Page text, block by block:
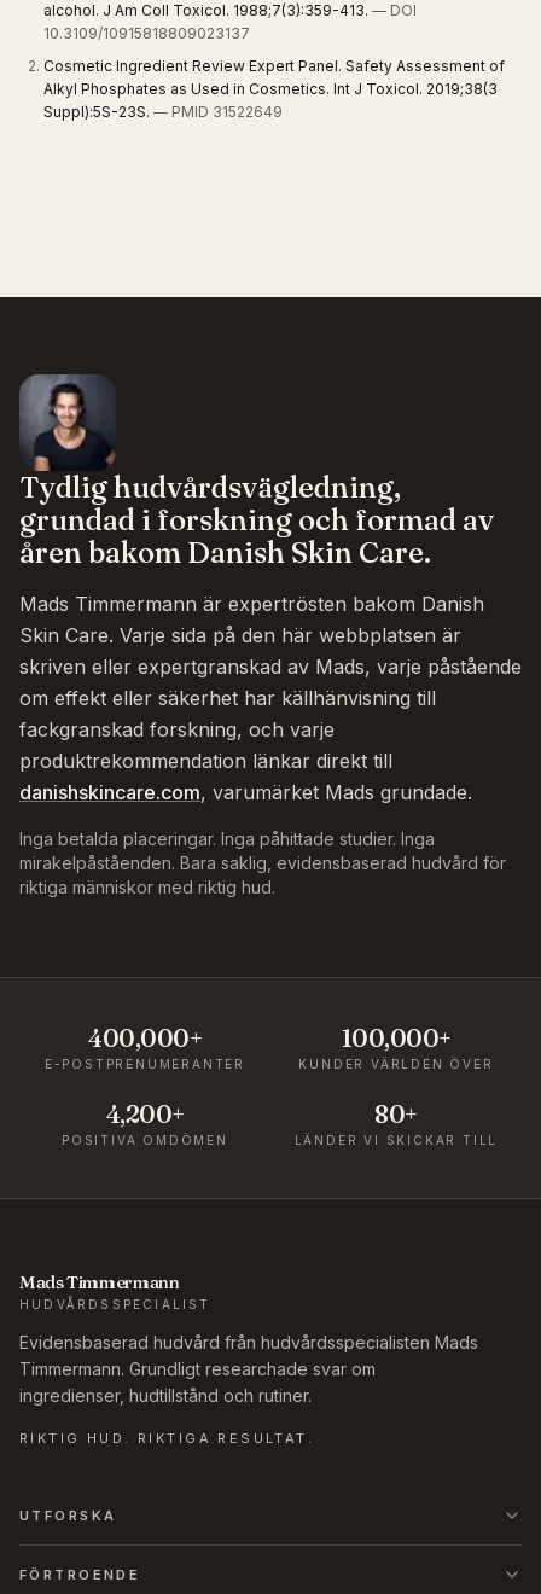
alcohol. J Am Coll Toxicol. 1988;7(3):359-413. — DOI
10.3109/10915818809023137
Cosmetic Ingredient Review Expert Panel. Safety Assessment of
Alkyl Phosphates as Used in Cosmetics. Int J Toxicol. 2019;38(3
Suppl):5S-23S. — PMID 31522649
Tydlig hudvårdsvägledning,
grundad i forskning och formad av
åren bakom Danish Skin Care.
Mads Timmermann är expertrösten bakom Danish
Skin Care. Varje sida på den här webbplatsen är
skriven eller expertgranskad av Mads, varje påstående
om effekt eller säkerhet har källhänvisning till
fackgranskad forskning, och varje
produktrekommendation länkar direkt till
danishskincare.com, varumärket Mads grundade.
Inga betalda placeringar. Inga påhittade studier. Inga
mirakelpåståenden. Bara saklig, evidensbaserad hudvård för
riktiga människor med riktig hud.
400,000+
E-POSTPRENUMERANTER
100,000+
KUNDER VÄRLDEN ÖVER
4,200+
POSITIVA OMDÖMEN
80+
LÄNDER VI SKICKAR TILL
Mads Timmermann
HUDVÅRDSSPECIALIST
Evidensbaserad hudvård från hudvårdsspecialisten Mads
Timmermann. Grundligt researchade svar om
ingredienser, hudtillstånd och rutiner.
RIKTIG HUD. RIKTIGA RESULTAT.
UTFORSKA
FÖRTROENDE